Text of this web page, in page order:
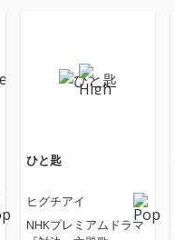
ひと匙
ヒグチアイ
NHKプレミアムドラマ